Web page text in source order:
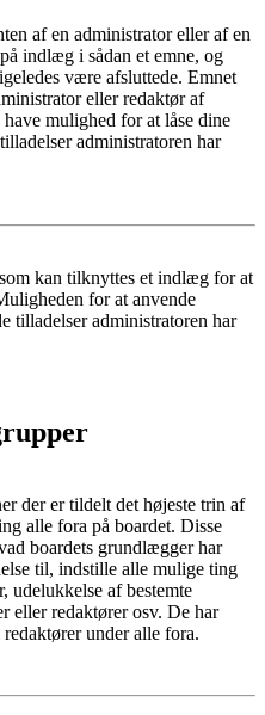
af en administrator eller af en
indlæg i sådan et emne, og
være afsluttede. Emnet
eller redaktør af
mulighed for at låse dine
administratoren har
kan tilknyttes et indlæg for at
for at anvende
tilladelser administratoren har
der er tildelt det højeste trin af
alle fora på boardet. Disse
boardets grundlægger har
til, indstille alle mulige ting
udelukkelse af bestemte
eller redaktører osv. De har
under alle fora.